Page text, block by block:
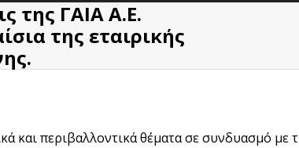
της ΓΑΙΑ Α.Ε.
της εταιρικής
και περιβαλλοντικά θέματα σε συνδυασμό